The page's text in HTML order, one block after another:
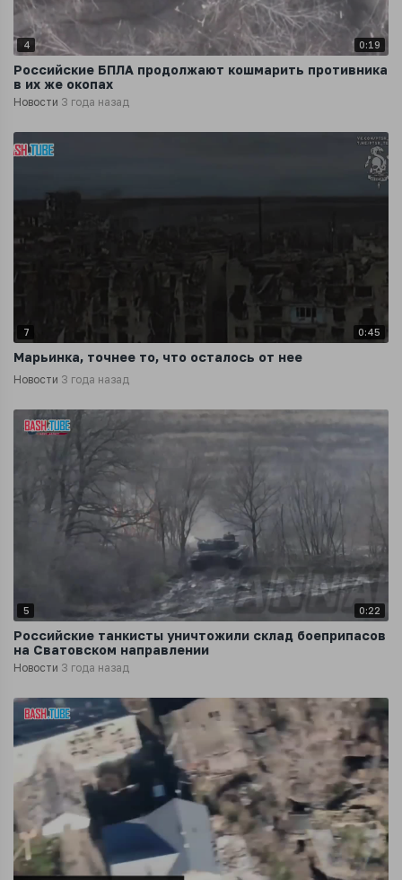
4 0:19
Российские БПЛА продолжают кошмарить противника
в их же окопах
Новости 3 года назад
7 0:45
Марьинка, точнее то, что осталось от нее
Новости 3 года назад
5 0:22
Российские танкисты уничтожили склад боеприпасов
на Сватовском направлении
Новости 3 года назад